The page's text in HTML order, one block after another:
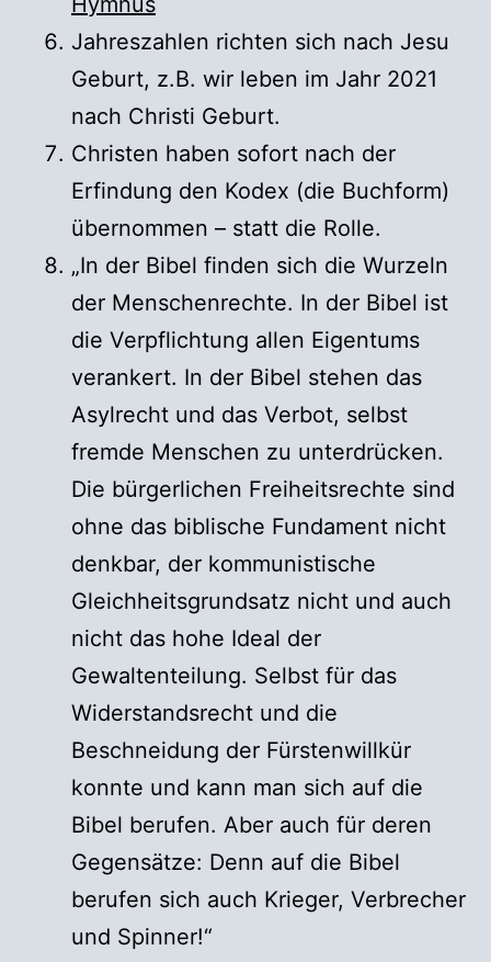
Jahreszahlen richten sich nach Jesu
Geburt, z.B. wir leben im Jahr 2021
nach Christi Geburt.
Christen haben sofort nach der
Erfindung den Kodex (die Buchform)
übernommen – statt die Rolle.
„In der Bibel finden sich die Wurzeln
der Menschenrechte. In der Bibel ist
die Verpflichtung allen Eigentums
verankert. In der Bibel stehen das
Asylrecht und das Verbot, selbst
fremde Menschen zu unterdrücken.
Die bürgerlichen Freiheitsrechte sind
ohne das biblische Fundament nicht
denkbar, der kommunistische
Gleichheitsgrundsatz nicht und auch
nicht das hohe Ideal der
Gewaltenteilung. Selbst für das
Widerstandsrecht und die
Beschneidung der Fürstenwillkür
konnte und kann man sich auf die
Bibel berufen. Aber auch für deren
Gegensätze: Denn auf die Bibel
berufen sich auch Krieger, Verbrecher
und Spinner!“